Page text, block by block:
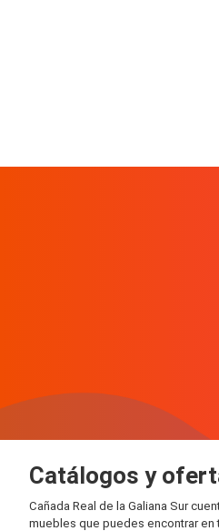
Catálogos y
Cañada Real de la Galiana Sur
muebles que puedes encontrar en